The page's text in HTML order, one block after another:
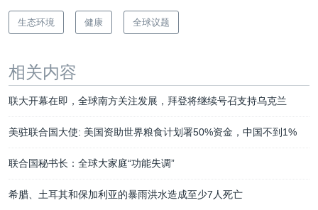
生态环境 健康 全球议题
相关内容
联大开幕在即，全球南方关注发展，拜登将继续号召支持乌克兰
美驻联合国大使: 美国资助世界粮食计划署50%资金，中国不到1%
联合国秘书长：全球大家庭“功能失调”
希腊、土耳其和保加利亚的暴雨洪水造成至少7人死亡